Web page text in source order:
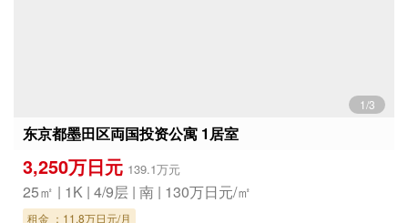
1/3
东京都墨田区両国投资公寓 1居室
3,250万日元 139.1万元
25㎡ | 1K | 4/9层 | 南 | 130万日元/㎡
租金 ：11.8万日元/月